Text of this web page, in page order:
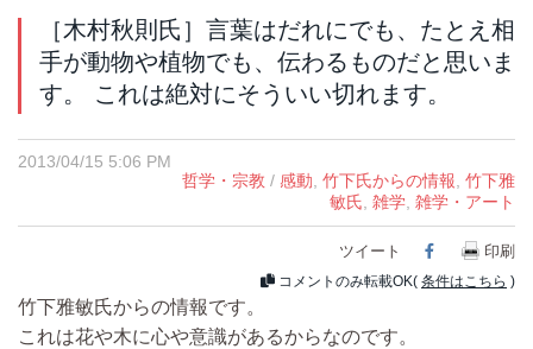
［木村秋則氏］言葉はだれにでも、たとえ相
手が動物や植物でも、伝わるものだと思いま
す。 これは絶対にそういい切れます。
2013/04/15 5:06 PM
哲学・宗教 / 感動 竹下氏からの情報 竹下雅
敏氏 雑学 雑学・アート
ツイート Facebook
印刷
コメントのみ転載OK( 条件はこちら )
竹下雅敏氏からの情報です。
これは花や木に心や意識があるからなのです。